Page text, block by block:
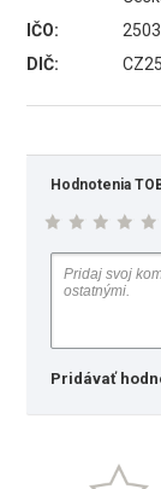
IČO:
DIČ:
Hodnotenia
Pridávať